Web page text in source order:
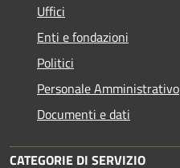
Uffici
Enti e fondazioni
Politici
Personale Amministrativo
Documenti e dati
CATEGORIE DI SERVIZIO